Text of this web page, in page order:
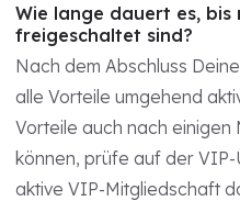
Wie lange dauert es, bis
freigeschaltet sind?
Nach dem Abschluss
alle Vorteile umgehend
Vorteile auch nach einigen
können, prüfe auf der
aktive VIP-Mitgliedschaft